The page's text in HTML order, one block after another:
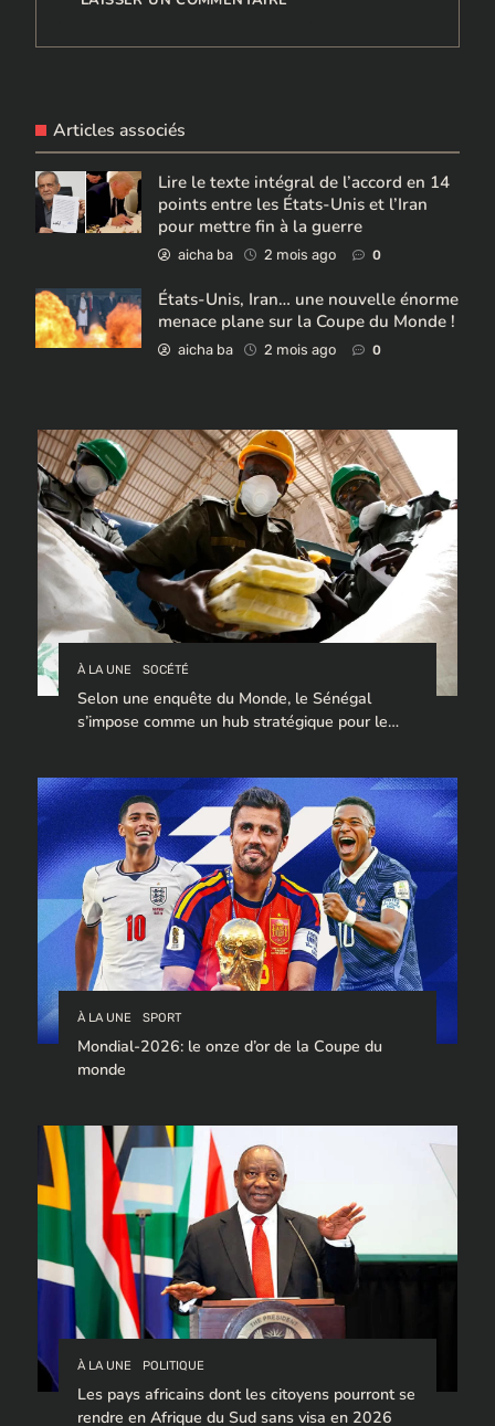
Articles associés
Lire le texte intégral de l’accord en 14
points entre les États-Unis et l’Iran
pour mettre fin à la guerre
aicha ba 2 mois ago 0
États-Unis, Iran… une nouvelle énorme
menace plane sur la Coupe du Monde !
aicha ba 2 mois ago 0
À LA UNE SOCÉTÉ
Selon une enquête du Monde, le Sénégal
s’impose comme un hub stratégique pour le
À LA UNE SPORT
Mondial-2026: le onze d’or de la Coupe du
monde
À LA UNE POLITIQUE
Les pays africains dont les citoyens pourront se
rendre en Afrique du Sud sans visa en 2026